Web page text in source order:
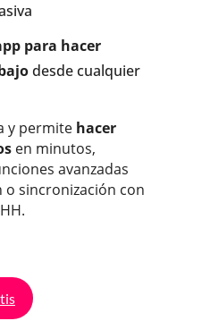
para hacer
desde cualquier
y permite hacer
en minutos,
avanzadas
o sincronización con